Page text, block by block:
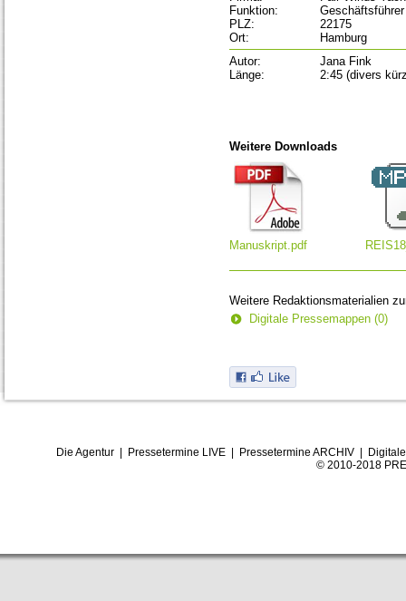
Funktion:
Geschäftsführer
PLZ:
22175
Ort:
Hamburg
Autor:
Jana Fink
Länge:
2:45 (divers
Weitere Downloads
Manuskript.pdf
Weitere Redaktionsmaterialien
Digitale Pressemappen (0)
Die Agentur| Pressetermine LIVE| Pressetermine ARCHIV|
© 2010-2018